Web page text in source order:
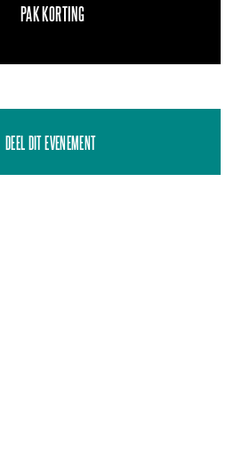
PAK KORTING
DEEL DIT EVENEMENT